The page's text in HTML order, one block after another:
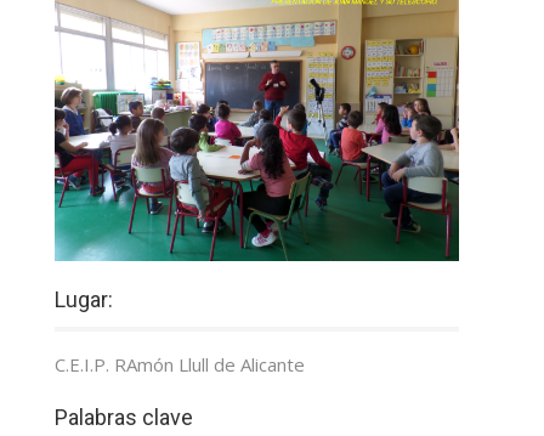
Lugar:
C.E.I.P. RAmón Llull de Alicante
Palabras clave